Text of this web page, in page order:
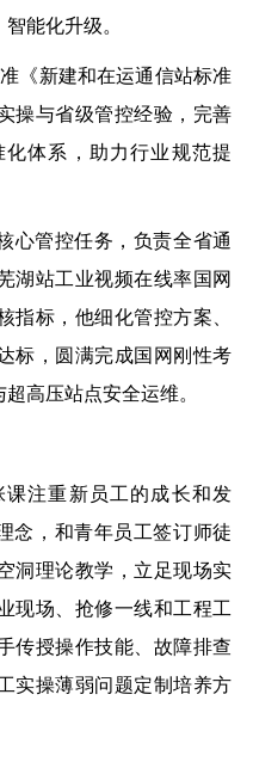
能化升级。
《新建和在运通信站标准
操与省级管控经验，完善
体系，助力行业规范提
管控任务，负责全省通
湖站工业视频在线率国网
指标，他细化管控方案、
标，圆满完成国网刚性考
高压站点安全运维。
注重新员工的成长和发
念，和青年员工签订师徒
洞理论教学，立足现场实
现场、抢修一线和工程工
传授操作技能、故障排查
实操薄弱问题定制培养方